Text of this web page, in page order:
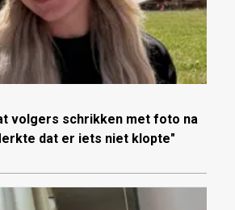
volgers schrikken met foto na
dat er iets niet klopte"